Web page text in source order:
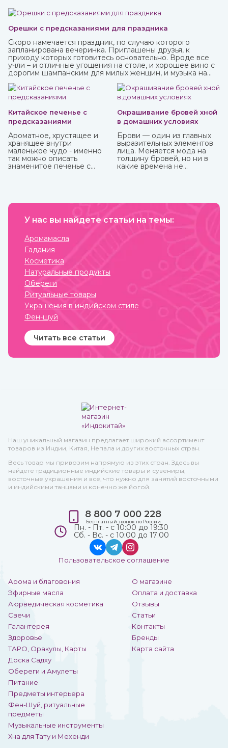
Орешки с предсказаниями для праздника
Скоро намечается праздник, по случаю которого
запланирована вечеринка. Приглашены друзья, к
приходу которых готовитесь основательно. Вроде все
учли – и отличные угощения на столе, и хорошее вино с
дорогим шампанским для милых женщин, и музыка на
интересного и необычного развлечения, которое
должно прийтись по нраву всем.
Китайское печенье с
предсказаниями
Ароматное, хрустящее и
хранящее внутри
маленькое чудо - именно
так можно описать
знаменитое печенье с
Окрашивание бровей хной
в домашних условиях
Брови — один из главных
выразительных элементов
лица. Меняется мода на
толщину бровей, но ни в
какие времена не
достались яркие брови, но
средства можно не только
У нас вы найдете статьи на темы:
Аромамасла
Гадания
Косметика
Натуральные продукты
Обереги
Ритуальные товары
Украшения в индийском стиле
Фен-шуй
Читать все статьи
Наш уникальный магазин предлагает широкий ассортимент
товаров из Индии, Китая, Непала и других восточных стран.
Весь товар мы привозим напрямую из этих стран. Здесь вы
найдете традиционные индийские товары и сувениры,
восточные украшения и все, что нужно для занятий восточными
и индийскими танцами и конечно же йогой.
Арома и благовония
Эфирные масла
Аюрведическая косметика
Свечи
Галантерея
Здоровье
ТАРО, Оракулы, Карты
Доска Садху
Обереги и Амулеты
Питание
Предметы интерьера
Фен-Шуй, ритуальные
предметы
Музыкальные инструменты
Хна для Тату и Мехенди
О магазине
Оплата и доставка
Отзывы
Статьи
Контакты
Бренды
Карта сайта
8 800 7 000 228
Бесплатный звонок по России
Пн. - Пт. - с 10:00 до 19:30
Сб. - Вс. - с 10:00 до 17:00
Пользовательское соглашение